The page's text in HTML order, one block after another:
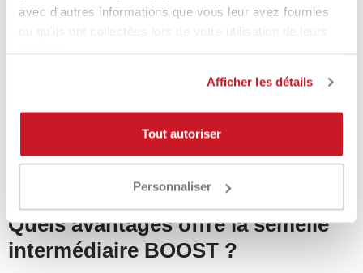
avec d'autres informations que vous leur avez fournies
ou qu'ils ont collectées lors de votre utilisation de leurs
Afficher les détails
Tout autoriser
Personnaliser
(FAQ)
Crazyquick Boost sont-elles
uniquement adaptées au padel ?
Oui, elles sont conçues spécifiquement pour le padel, avec une
Quels avantages offre la semelle
intermédiaire BOOST ?